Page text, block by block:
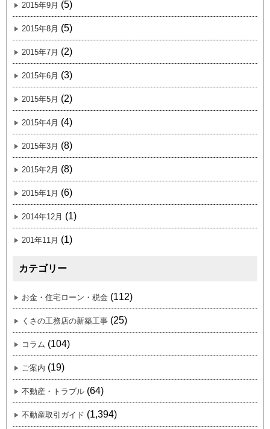
2015年9月 (5)
2015年8月 (5)
2015年7月 (2)
2015年6月 (3)
2015年5月 (2)
2015年4月 (4)
2015年3月 (8)
2015年2月 (8)
2015年1月 (6)
2014年12月 (1)
201年11月 (1)
カテゴリー
お金・住宅ローン・税金 (112)
くさの工務店の新築工事 (25)
コラム (104)
ご案内 (19)
不動産・トラブル (64)
不動産取引ガイド (1,394)